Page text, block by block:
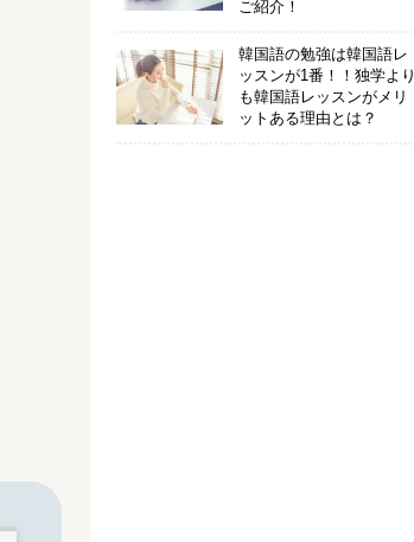
ご紹介！
韓国語の勉強は韓国語レ
ッスンが1番！！独学より
も韓国語レッスンがメリ
ットある理由とは？